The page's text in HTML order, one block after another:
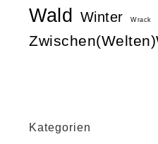
Wald Winter Wrack
Kategorien